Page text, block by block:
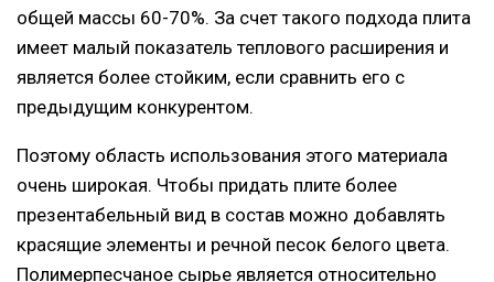
общей массы 60-70%. За счет такого подхода плита
имеет малый показатель теплового расширения и
является более стойким, если сравнить его с
предыдущим конкурентом.
Поэтому область использования этого материала
очень широкая. Чтобы придать плите более
презентабельный вид в состав можно добавлять
красящие элементы и речной песок белого цвета.
Полимерпесчаное сырье является относительно